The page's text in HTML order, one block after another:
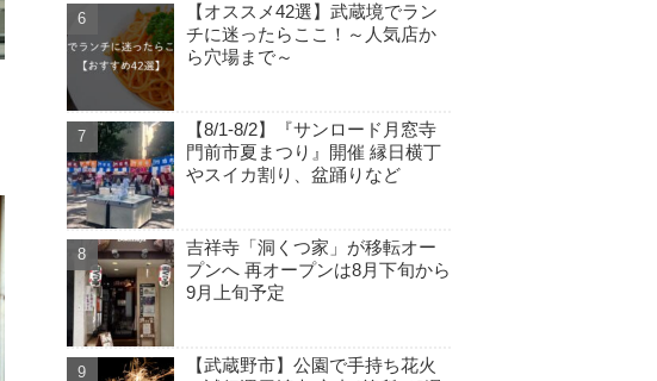
【オススメ42選】武蔵境でラン
チに迷ったらここ！～人気店か
ら穴場まで～
【8/1-8/2】『サンロード月窓寺
門前市夏まつり』開催 縁日横丁
やスイカ割り、盆踊りなど
吉祥寺「洞くつ家」が移転オー
プンへ 再オープンは8月下旬から
9月上旬予定
【武蔵野市】公園で手持ち花火